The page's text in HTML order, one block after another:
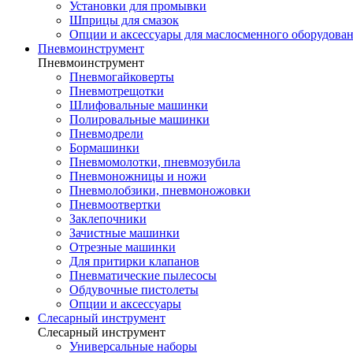
Установки для промывки
Шприцы для смазок
Опции и аксессуары для маслосменного
Пневмоинструмент
Пневмоинструмент
Пневмогайковерты
Пневмотрещотки
Шлифовальные машинки
Полировальные машинки
Пневмодрели
Бормашинки
Пневмомолотки, пневмозубила
Пневмоножницы и ножи
Пневмолобзики, пневмоножовки
Пневмоотвертки
Заклепочники
Зачистные машинки
Отрезные машинки
Для притирки клапанов
Пневматические пылесосы
Обдувочные пистолеты
Опции и аксессуары
Слесарный инструмент
Слесарный инструмент
Универсальные наборы